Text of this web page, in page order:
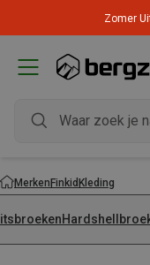
Zomer
MerkenFinkidKleding